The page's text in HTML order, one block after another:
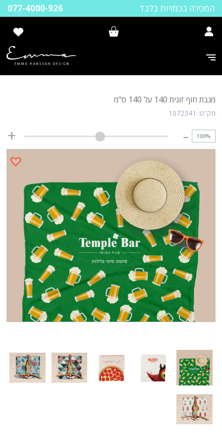
077-4000-926 המכירה בכמויות בלבד
מגבת חוף זוגית 140 על 140 ס"מ
מק"ט: 1072341
100%